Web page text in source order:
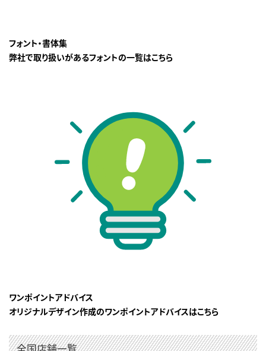
フォント・書体集
弊社で取り扱いがあるフォントの一覧はこちら
ワンポイントアドバイス
オリジナルデザイン作成のワンポイントアドバイスはこちら